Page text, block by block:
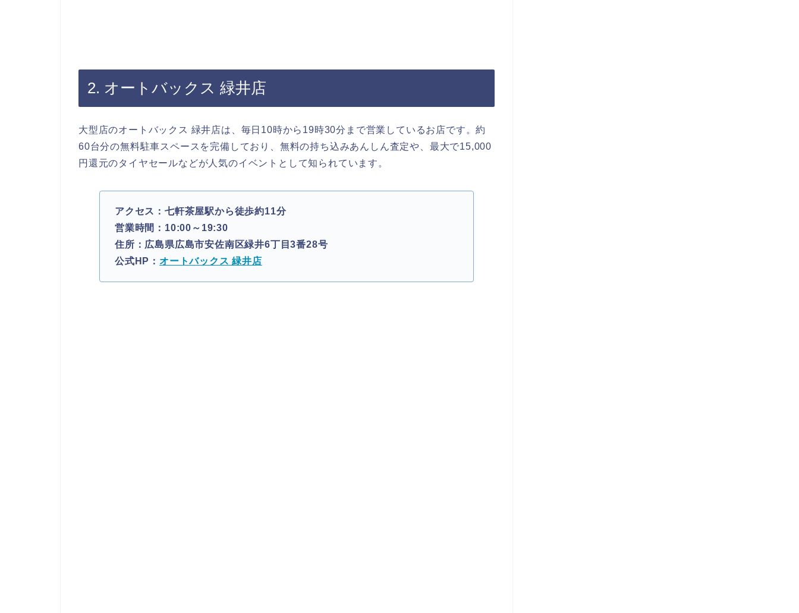
2. オートバックス 緑井店
大型店のオートバックス 緑井店は、毎日10時から19時30分まで営業しているお店です。約
60台分の無料駐車スペースを完備しており、無料の持ち込みあんしん査定や、最大で15,000
円還元のタイヤセールなどが人気のイベントとして知られています。
アクセス：七軒茶屋駅から徒歩約11分
営業時間：10:00～19:30
住所：広島県広島市安佐南区緑井6丁目3番28号
公式HP： オートバックス 緑井店